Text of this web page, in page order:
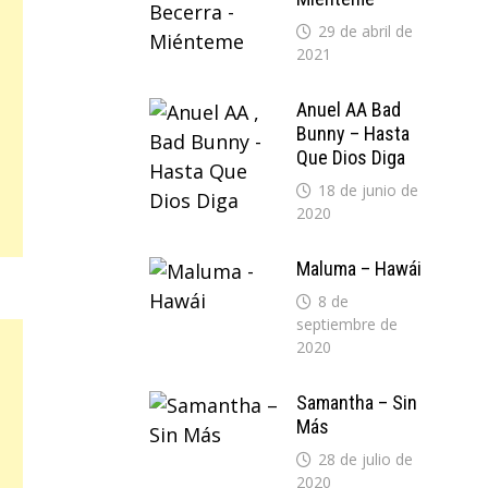
29 de abril de
2021
Anuel AA Bad
Bunny – Hasta
Que Dios Diga
18 de junio de
2020
Maluma – Hawái
8 de
septiembre de
2020
Samantha – Sin
Más
28 de julio de
2020